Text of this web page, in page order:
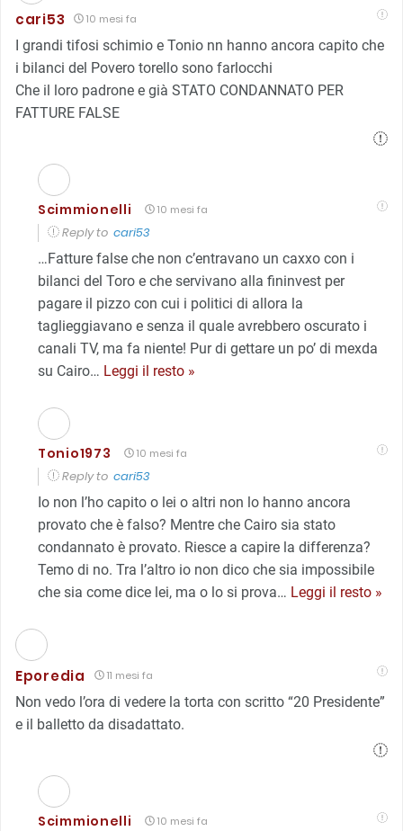
cari53 10 mesi fa
I grandi tifosi schimio e Tonio nn hanno ancora capito che
i bilanci del Povero torello sono farlocchi
Che il loro padrone e già STATO CONDANNATO PER
FATTURE FALSE
Scimmionelli 10 mesi fa
Reply to cari53
…Fatture false che non c’entravano un caxxo con i
bilanci del Toro e che servivano alla fininvest per
pagare il pizzo con cui i politici di allora la
taglieggiavano e senza il quale avrebbero oscurato i
canali TV, ma fa niente! Pur di gettare un po’ di mexda
su Cairo… Leggi il resto »
Tonio1973 10 mesi fa
Reply to cari53
Io non l’ho capito o lei o altri non lo hanno ancora
provato che è falso? Mentre che Cairo sia stato
condannato è provato. Riesce a capire la differenza?
Temo di no. Tra l’altro io non dico che sia impossibile
che sia come dice lei, ma o lo si prova… Leggi il resto »
Eporedia 11 mesi fa
Non vedo l’ora di vedere la torta con scritto “20 Presidente”
e il balletto da disadattato.
Scimmionelli 10 mesi fa